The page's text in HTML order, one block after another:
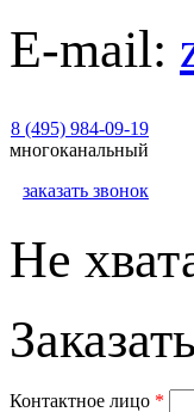
E-mail:
8 (495) 984-09-19
многоканальный
заказать звонок
Не
Контактное лицо *